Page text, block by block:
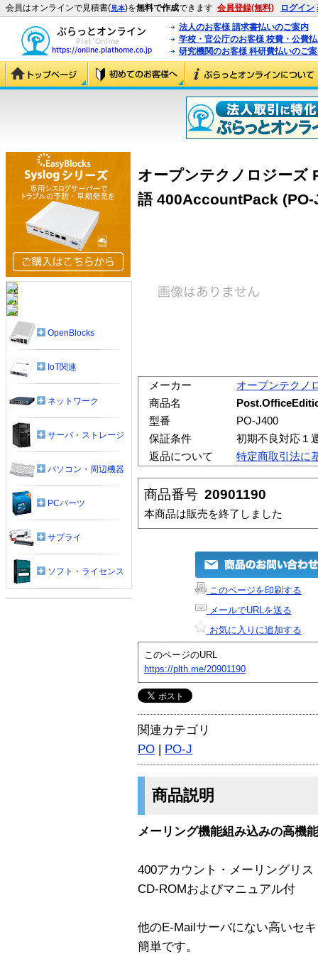
会員はオンラインで見積書(見本)を無料で作成できます 会員登録(無料) ログイン
法人のお客様 請求書払いのご案内
学校・官公庁のお客様 校費・公費
研究機関のお客様 科研費払いのご
オープンテクノロジー
語 400AccountPack (PO-
メーカー
オープンテクノ
商品名
型番
PO-J400
保証条件
初期不良対応１
返品について
特定商取引法に
商品番号 20901190
本商品は販売を終了しました
このページを印刷する
メールでURLを送る
お気に入りに追加する
このページのURL
https://plth.me/20901190
関連カテゴリ
PO | PO-J
商品説明
メーリング機能組み込みの高機
400アカウント・メーリングリ
CD-ROMおよびマニュアル付
他のE-Mailサーバにない高いセ
簡単です。
OpenBlocks
IoT関連
ネットワーク
サーバ・ストレージ
パソコン・周辺機器
PCパーツ
サプライ
ソフト・ライセンス